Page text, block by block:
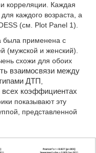
корреляции. Каждая
каждого возраста, а
(см. Plot Panel 1).
была применена с
(мужской и женский).
схожи для обоих
взаимосвязи между
ДТП
всех коэффициентах
показывают эту
представленной